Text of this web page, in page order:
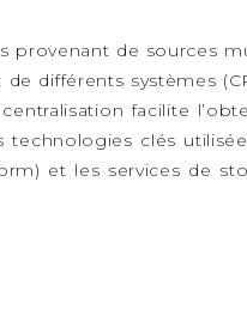
provenant de sources
différents systèmes
facilite
clés
et les services de